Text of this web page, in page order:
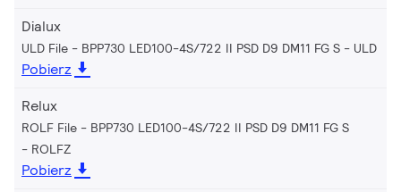
Dialux
ULD File - BPP730 LED100-4S/722 II PSD D9 DM11 FG S ULD
Pobierz
Relux
ROLF File - BPP730 LED100-4S/722 II PSD D9 DM11 FG S
ROLFZ
Pobierz